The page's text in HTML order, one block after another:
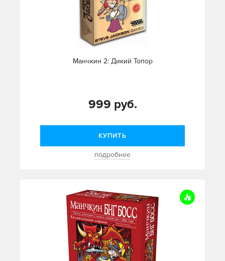
Манчкин 2: Дикий Топор
999 руб.
КУПИТЬ
подробнее